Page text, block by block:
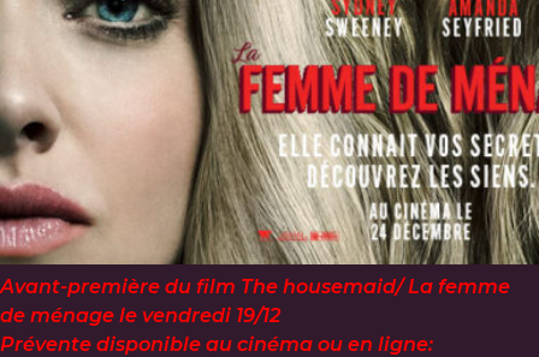
Avant-première du film The housemaid/ La femme
de ménage le vendredi 19/12
Prévente disponible au cinéma ou en ligne: